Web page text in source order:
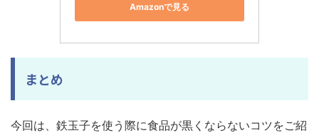
Amazonで見る
まとめ
今回は、鉄玉子を使う際に食品が黒くならないコツをご紹